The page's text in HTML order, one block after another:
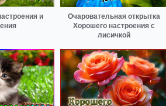
и
Очаровательная открытка
Хорошего настроения с
лисичкой